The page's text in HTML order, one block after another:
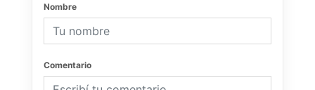
Nombre
Comentario